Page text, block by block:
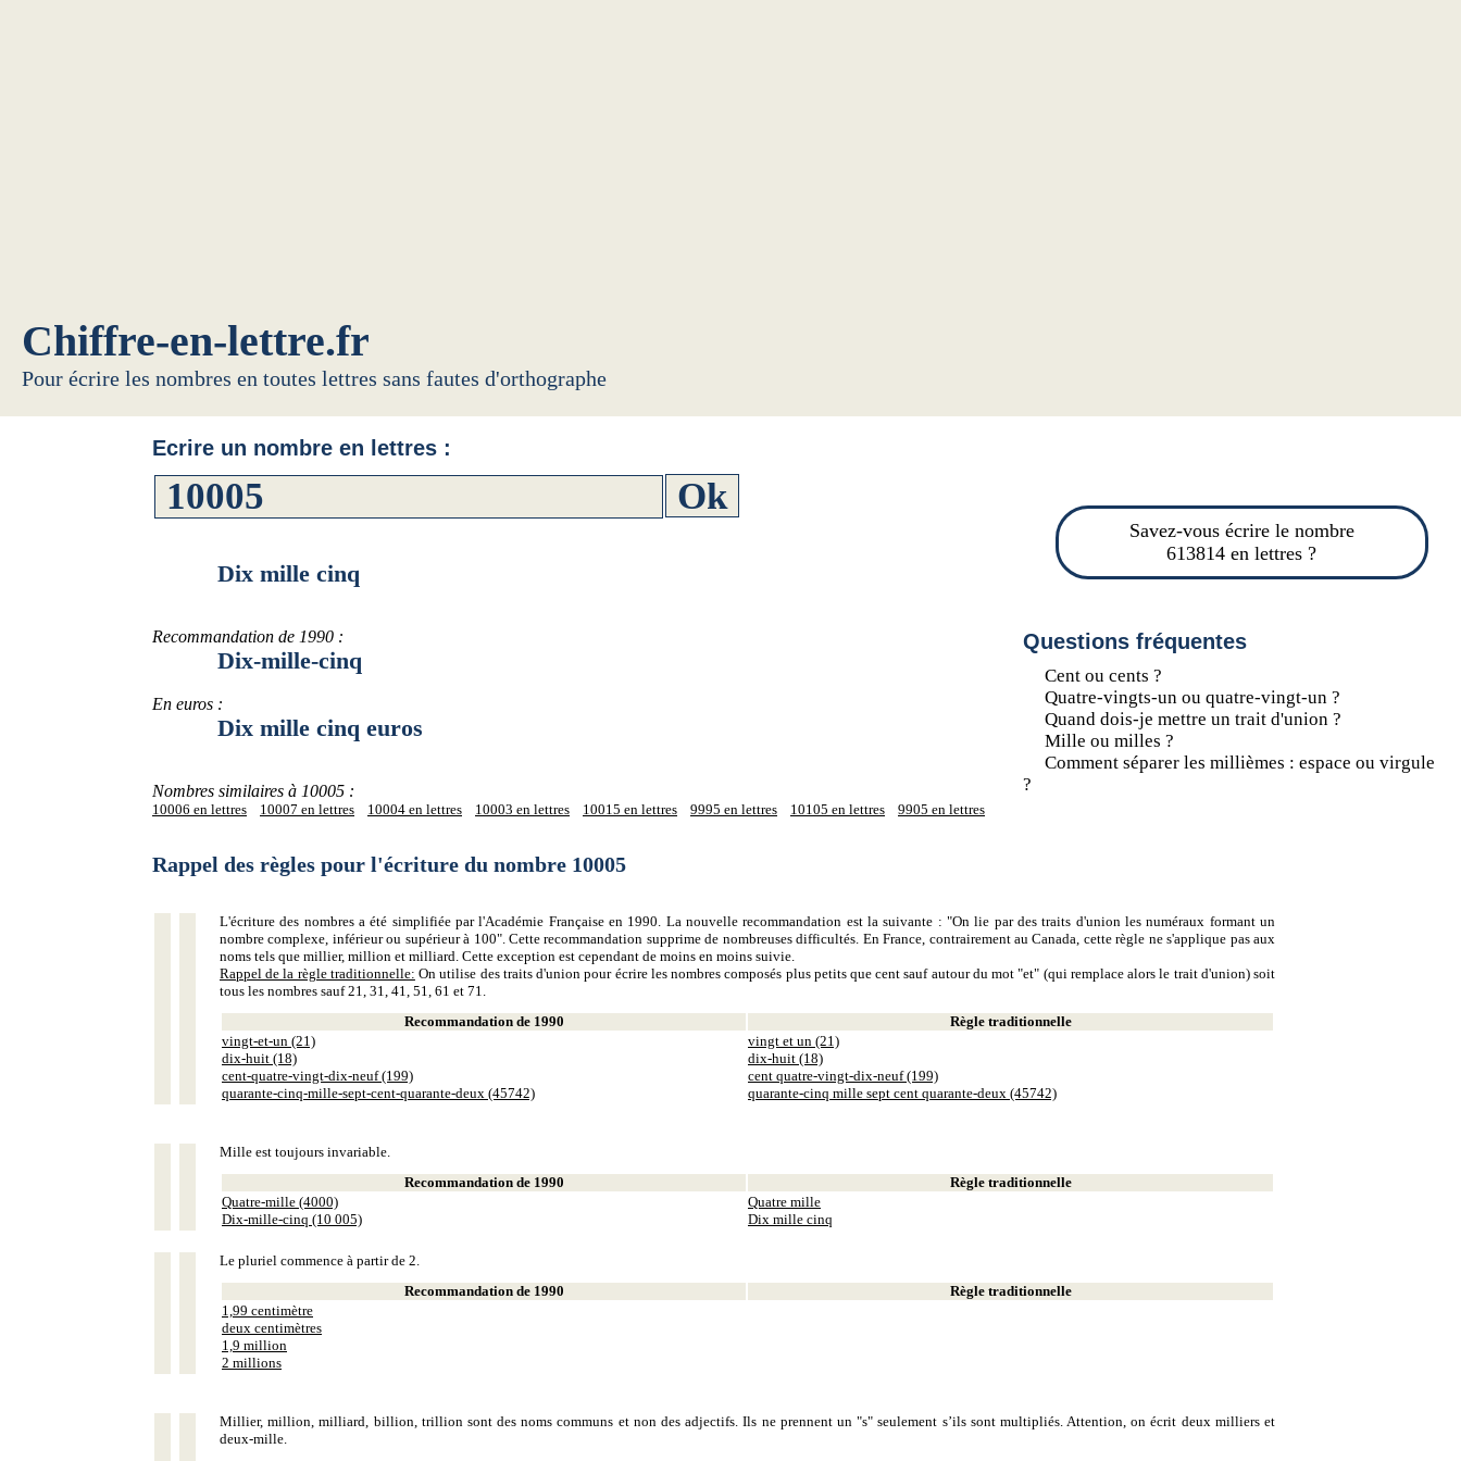
Chiffre-en-lettre.fr
Pour écrire les nombres en toutes lettres sans fautes d'orthographe
Savez-vous écrire le nombre
613814 en lettres ?
Questions fréquentes
Cent ou cents ?
Quatre-vingts-un ou quatre-vingt-un ?
Quand dois-je mettre un trait d'union ?
Mille ou milles ?
Comment séparer les millièmes : espace ou virgule
?
Ecrire un nombre en lettres :
Dix mille cinq
Recommandation de 1990 :
Dix-mille-cinq
En euros :
Dix mille cinq euros
Nombres similaires à 10005 :
10006 en lettres 10007 en lettres 10004 en lettres 10003 en lettres 10015 en lettres 9995 en lettres 10105 en lettres 9905 en lettres
Rappel des règles pour l'écriture du nombre 10005
L'écriture des nombres a été simplifiée par l'Académie Française en 1990. La nouvelle recommandation est la suivante : "On lie par des traits d'union les numéraux formant un
nombre complexe, inférieur ou supérieur à 100". Cette recommandation supprime de nombreuses difficultés. En France, contrairement au Canada, cette règle ne s'applique pas aux
noms tels que millier, million et milliard. Cette exception est cependant de moins en moins suivie.
Rappel de la règle traditionnelle: On utilise des traits d'union pour écrire les nombres composés plus petits que cent sauf autour du mot "et" (qui remplace alors le trait d'union) soit
tous les nombres sauf 21, 31, 41, 51, 61 et 71.
Recommandation de 1990
Règle traditionnelle
vingt-et-un (21)
dix-huit (18)
cent-quatre-vingt-dix-neuf (199)
quarante-cinq-mille-sept-cent-quarante-deux (45742)
vingt et un (21)
dix-huit (18)
cent quatre-vingt-dix-neuf (199)
quarante-cinq mille sept cent quarante-deux (45742)
Mille est toujours invariable.
Recommandation de 1990
Règle traditionnelle
Quatre-mille (4000)
Dix-mille-cinq (10 005)
Quatre mille
Dix mille cinq
Le pluriel commence à partir de 2.
Recommandation de 1990
Règle traditionnelle
1,99 centimètre
deux centimètres
1,9 million
2 millions
Millier, million, milliard, billion, trillion sont des noms communs et non des adjectifs. Ils ne prennent un "s" seulement s’ils sont multipliés. Attention, on écrit deux milliers et
deux-mille.